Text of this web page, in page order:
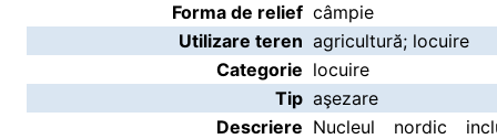
Forma de relief câmpie
Utilizare teren agricultură; locuire
Categorie locuire
Tip aşezare
Descriere Nucleul nordic